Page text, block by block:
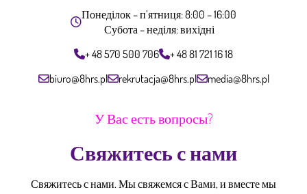
Понеділок – п’ятниця: 8:00 – 16:00
Субота – неділя: вихідні
+ 48 570 500 706
+ 48 81 721 16 18
biuro@8hrs.pl
rekrutacja@8hrs.pl media@8hrs.pl
У Вас есть вопросы?
Свяжитесь с нами
Свяжитесь с нами. Мы свяжемся с Вами, и вместе мы